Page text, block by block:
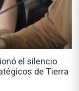
el silencio
de Tierra